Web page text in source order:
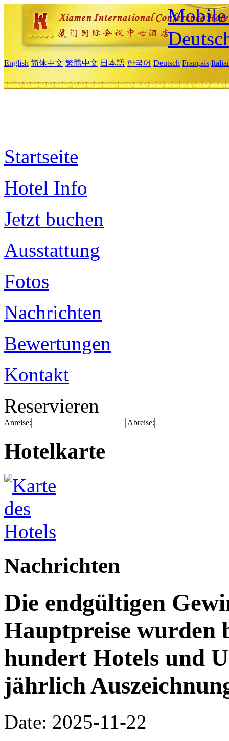
Mobile
English 简体中文 繁體中文 日本語 한국어 Deutsch Français
Startseite
Hotel Info
Jetzt buchen
Ausstattung
Fotos
Nachrichten
Bewertungen
Kontakt
Reservieren
Anreise: Abreise:
Hotelkarte
Nachrichten
Die endgültigen
Hauptpreise wurden
hundert Hotels und
jährlich
Date: 2025-11-22